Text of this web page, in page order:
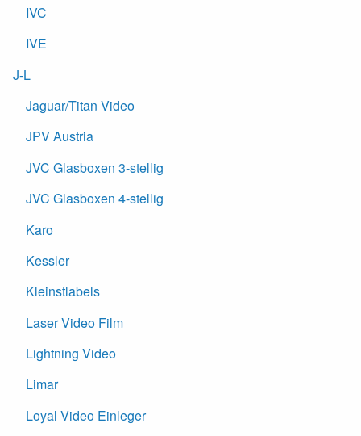
IVC
IVE
J-L
Jaguar/Titan Video
JPV Austria
JVC Glasboxen 3-stellig
JVC Glasboxen 4-stellig
Karo
Kessler
Kleinstlabels
Laser Video Film
Lightning Video
Limar
Loyal Video Einleger